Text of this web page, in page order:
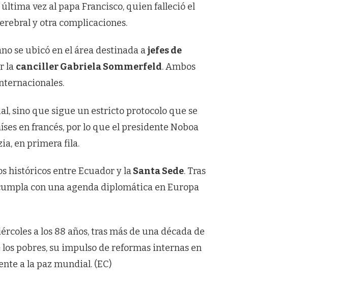
vez al papa Francisco, quien falleció el
y otra complicaciones.
se ubicó en el área destinada ajefes de
la canciller Gabriela Sommerfeld. Ambos
sino que sigue un estricto protocolo que se
en francés, por lo que el presidente Noboa
en primera fila.
históricos entre Ecuador y laSanta Sede. Tras
con una agenda diplomática en Europa
a los 88 años, tras más de una década de
pobres, su impulso de reformas internas en
a la paz mundial. (EC)